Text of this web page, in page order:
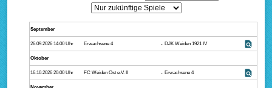
September
26.09.2026 14:00 Uhr Erwachsene 4 - DJK Weiden 1921 IV find_in_page
Oktober
16.10.2026 20:00 Uhr FC Weiden Ost e.V. II - Erwachsene 4 find_in_page